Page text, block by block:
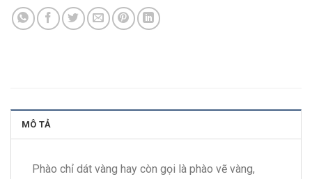
MÔ TẢ
Phào chỉ dát vàng hay còn gọi là phào vẽ vàng,